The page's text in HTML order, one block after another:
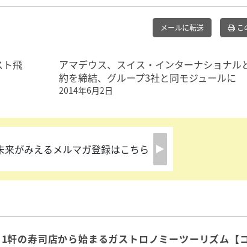
メールに転送 こ
ト飛
アマデウス、スイス・インターナショナル
約を締結、グループ3社と同モジュールに
2014年6月2日
来がみえるメルマガ登録はこちら
の寿司店から始まるガストロノミーツーリズム【コ